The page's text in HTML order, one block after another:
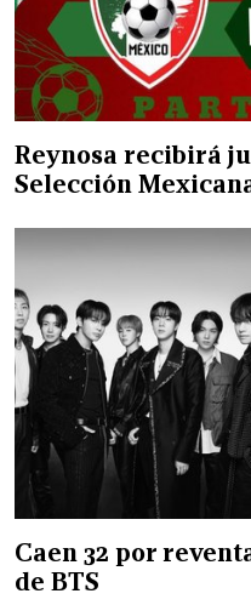
Reynosa recibirá
Selección
Caen 32 por
de BTS